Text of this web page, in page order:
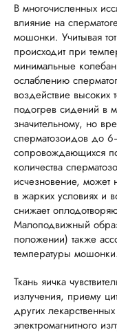
В многочисленных
влияние на
мошонки. Учитывая
происходит при
минимальные
ослаблению
воздействие высоких
подогрев сидений в
значительному, но
сперматозоидов до
сопровождающихся
количества
исчезновение,
в жарких условиях и
снижает
Малоподвижный
положении) также
температуры мошонки.
Ткань яичка
излучения, приему
других
электромагнитного